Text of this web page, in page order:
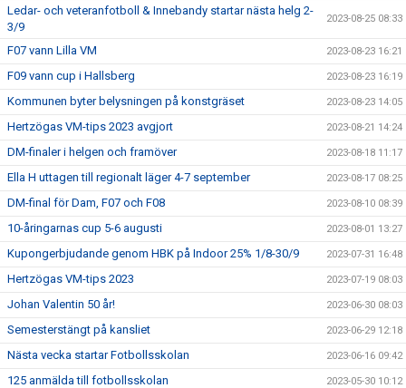
Ledar- och veteranfotboll & Innebandy startar nästa helg 2-
3/9
2023-08-25 08:33
F07 vann Lilla VM 2023-08-23 16:21
F09 vann cup i Hallsberg 2023-08-23 16:19
Kommunen byter belysningen på konstgräset 2023-08-23 14:05
Hertzögas VM-tips 2023 avgjort 2023-08-21 14:24
DM-finaler i helgen och framöver 2023-08-18 11:17
Ella H uttagen till regionalt läger 4-7 september 2023-08-17 08:25
DM-final för Dam, F07 och F08 2023-08-10 08:39
10-åringarnas cup 5-6 augusti 2023-08-01 13:27
Kupongerbjudande genom HBK på Indoor 25% 1/8-30/9 2023-07-31 16:48
Hertzögas VM-tips 2023 2023-07-19 08:03
Johan Valentin 50 år! 2023-06-30 08:03
Semesterstängt på kansliet 2023-06-29 12:18
Nästa vecka startar Fotbollsskolan 2023-06-16 09:42
125 anmälda till fotbollsskolan 2023-05-30 10:12